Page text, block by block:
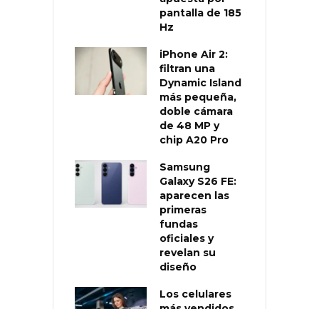
pantalla de 185
Hz
iPhone Air 2:
filtran una
Dynamic Island
más pequeña,
doble cámara
de 48 MP y
chip A20 Pro
Samsung
Galaxy S26 FE:
aparecen las
primeras
fundas
oficiales y
revelan su
diseño
Los celulares